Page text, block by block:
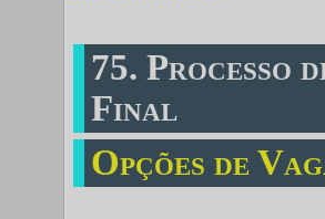
75. Processo
Final
Opções de